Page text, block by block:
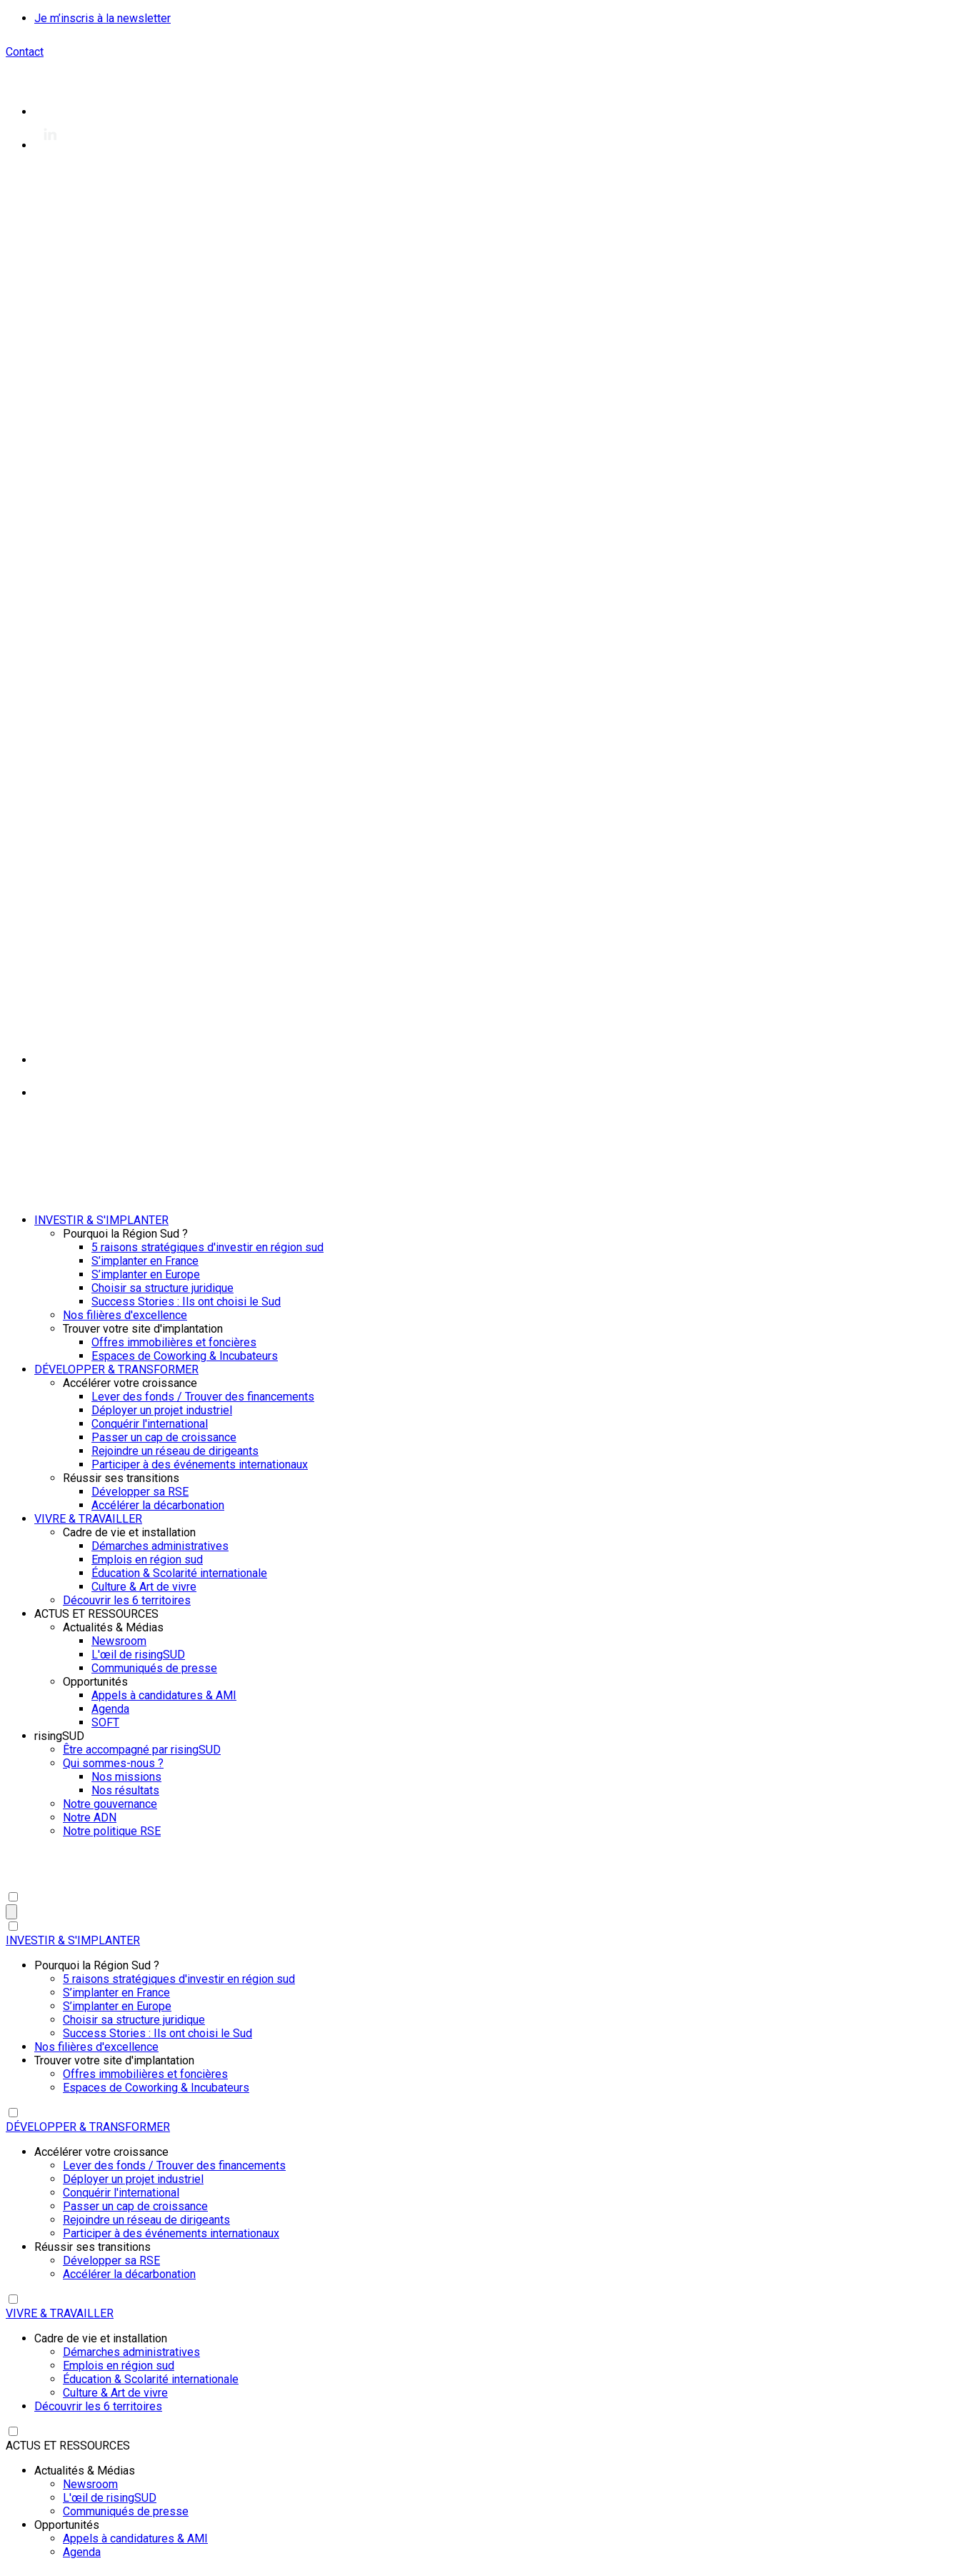
Je m’inscris à la newsletter
Contact
INVESTIR & S'IMPLANTER
Pourquoi la Région Sud ?
5 raisons stratégiques d'investir en région sud
S’implanter en France
S’implanter en Europe
Choisir sa structure juridique
Success Stories : Ils ont choisi le Sud
Nos filières d'excellence
Trouver votre site d'implantation
Offres immobilières et foncières
Espaces de Coworking & Incubateurs
DÉVELOPPER & TRANSFORMER
Accélérer votre croissance
Lever des fonds / Trouver des financements
Déployer un projet industriel
Conquérir l'international
Passer un cap de croissance
Rejoindre un réseau de dirigeants
Participer à des événements internationaux
Réussir ses transitions
Développer sa RSE
Accélérer la décarbonation
VIVRE & TRAVAILLER
Cadre de vie et installation
Démarches administratives
Emplois en région sud
Éducation & Scolarité internationale
Culture & Art de vivre
Découvrir les 6 territoires
ACTUS ET RESSOURCES
Actualités & Médias
Newsroom
L'œil de risingSUD
Communiqués de presse
Opportunités
Appels à candidatures & AMI
Agenda
SOFT
risingSUD
Être accompagné par risingSUD
Qui sommes-nous ?
Nos missions
Nos résultats
Notre gouvernance
Notre ADN
Notre politique RSE
INVESTIR & S'IMPLANTER
Pourquoi la Région Sud ?
5 raisons stratégiques d'investir en région sud
S’implanter en France
S’implanter en Europe
Choisir sa structure juridique
Success Stories : Ils ont choisi le Sud
Nos filières d'excellence
Trouver votre site d'implantation
Offres immobilières et foncières
Espaces de Coworking & Incubateurs
DÉVELOPPER & TRANSFORMER
Accélérer votre croissance
Lever des fonds / Trouver des financements
Déployer un projet industriel
Conquérir l'international
Passer un cap de croissance
Rejoindre un réseau de dirigeants
Participer à des événements internationaux
Réussir ses transitions
Développer sa RSE
Accélérer la décarbonation
VIVRE & TRAVAILLER
Cadre de vie et installation
Démarches administratives
Emplois en région sud
Éducation & Scolarité internationale
Culture & Art de vivre
Découvrir les 6 territoires
ACTUS ET RESSOURCES
Actualités & Médias
Newsroom
L'œil de risingSUD
Communiqués de presse
Opportunités
Appels à candidatures & AMI
Agenda